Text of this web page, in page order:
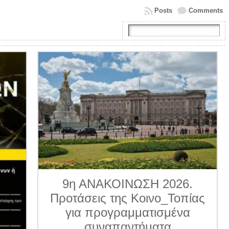
Comments
Posts
9η ΑΝΑΚΟΙΝΩΣΗ 2026.
Προτάσεις της Κοινο_Τοπίας
για προγραμματισμένα